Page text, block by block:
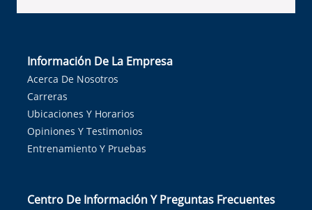
Información De La Empresa
Acerca De Nosotros
Carreras
Ubicaciones Y Horarios
Opiniones Y Testimonios
Entrenamiento Y Pruebas
Centro De Información Y Preguntas Frecuentes